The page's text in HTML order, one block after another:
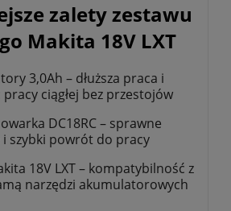
zalety zestawu
Makita 18V LXT
3,0Ah – dłuższa praca i
ciągłej bez przestojów
DC18RC – sprawne
i szybki powrót do pracy
18V LXT – kompatybilność z
narzędzi akumulatorowych